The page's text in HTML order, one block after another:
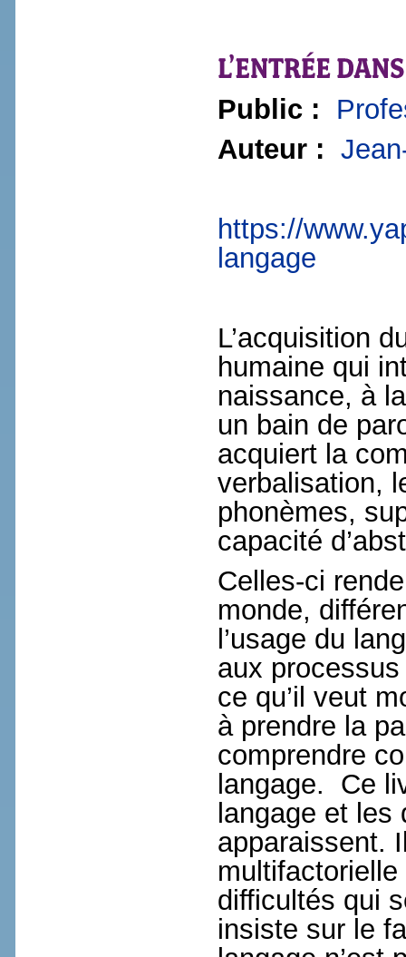
Public :
Auteur :
https://
langage
L’acquisition
humaine qui
naissance, à
un bain de
acquiert la
verbalisation,
phonèmes,
capacité
Celles-ci
monde,
l’usage du
aux
ce qu’il veut
à prendre la
comprendre
langage. Ce
langage et
apparaissent.
difficultés qui
insiste sur le